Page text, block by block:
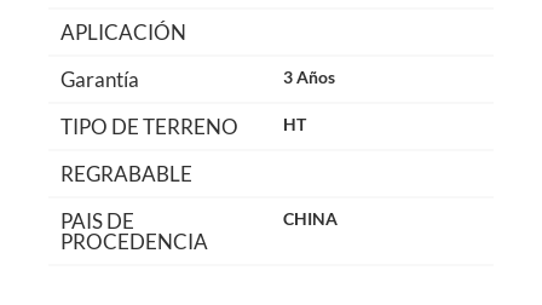
APLICACIÓN
Garantía
3 Años
TIPO DE TERRENO HT
REGRABABLE
PAIS DE
PROCEDENCIA
CHINA